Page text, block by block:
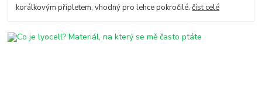
korálkovým přípletem, vhodný pro lehce pokročilé.číst celé